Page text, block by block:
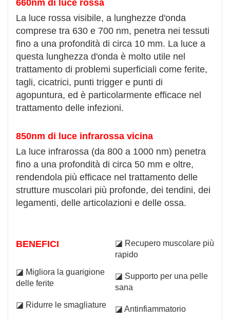
660nm di luce rossa
La luce rossa visibile, a lunghezze d'onda
comprese tra 630 e 700 nm, penetra nei tessuti
fino a una profondità di circa 10 mm. La luce a
questa lunghezza d'onda è molto utile nel
trattamento di problemi superficiali come ferite,
tagli, cicatrici, punti trigger e punti di
agopuntura, ed è particolarmente efficace nel
trattamento delle infezioni.
850nm di luce infrarossa vicina
La luce infrarossa (da 800 a 1000 nm) penetra
fino a una profondità di circa 50 mm e oltre,
rendendola più efficace nel trattamento delle
strutture muscolari più profonde, dei tendini, dei
legamenti, delle articolazioni e delle ossa.
BENEFICI
◪ Migliora la guarigione
delle ferite
◪ Ridurre le smagliature
◪ Recupero muscolare più
rapido
◪ Supporto per una pelle
sana
◪ Antinfiammatorio